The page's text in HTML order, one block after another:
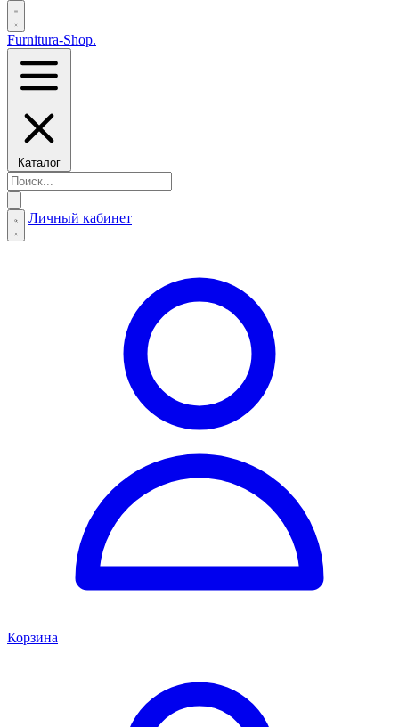
Furnitura-Shop.
Каталог
Личный кабинет
Корзина